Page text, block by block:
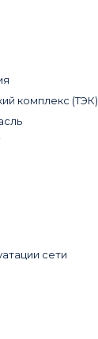
комплекс (ТЭК)
сети